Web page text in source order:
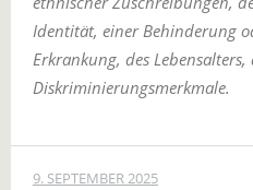
Identität, einer Behinderung
Erkrankung, des
Diskriminierungsmerkmale.
9. SEPTEMBER 2025